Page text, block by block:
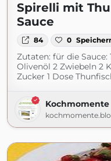
Spirelli mit
Sauce
84 0
Zutaten: für die Sauce:
Olivenöl 2 Zwiebeln 2
Zucker 1 Dose
Kochmomente